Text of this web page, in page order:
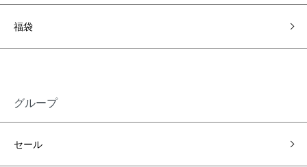
福袋
グループ
セール